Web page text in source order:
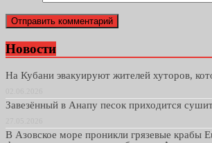
Новости
На Кубани эвакуируют жителей хуторов,
Завезённый в Анапу песок приходится
В Азовское море проникли грязевые крабы